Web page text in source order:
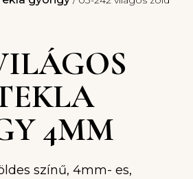
4MM
színű, 4mm- es,